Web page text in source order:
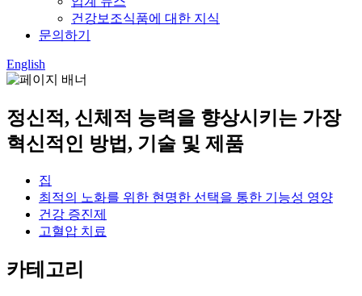
건강보조식품에 대한 지식
문의하기
English
정신적, 신체적 능력을 향상시키는 가장
혁신적인 방법, 기술 및 제품
집
최적의 노화를 위한 현명한 선택을 통한 기능성 영양
건강 증진제
고혈압 치료
카테고리